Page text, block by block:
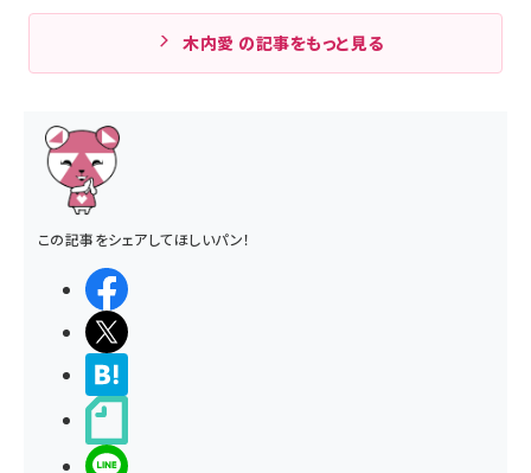
木内愛 の記事をもっと見る
この記事をシェアしてほしいパン！